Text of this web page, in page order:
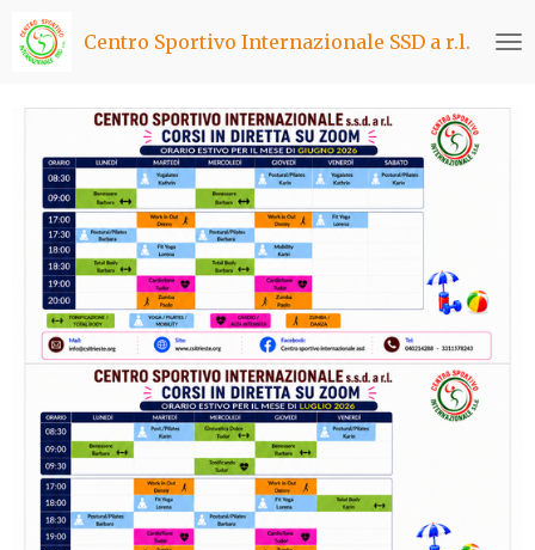
Vai
al
principale
Centro Sportivo Internazionale SSD a r.l.